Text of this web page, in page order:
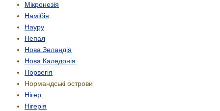
Мікронезія
Намібія
Науру
Непал
Нова Зеландія
Нова Каледонія
Норвегія
Нормандські острови
Нігер
Нігерія